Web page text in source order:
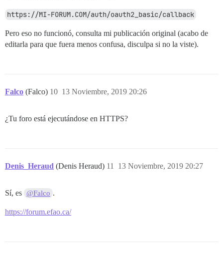
https://MI-FORUM.COM/auth/oauth2_basic/callback
Pero eso no funcionó, consulta mi publicación original (acabo de
editarla para que fuera menos confusa, disculpa si no la viste).
Falco (Falco) 13 Noviembre, 2019 20:26
10
¿Tu foro está ejecutándose en HTTPS?
Denis_Heraud (Denis Heraud) 13 Noviembre, 2019 20:27
11
Sí, es @Falco .
https://forum.efao.ca/